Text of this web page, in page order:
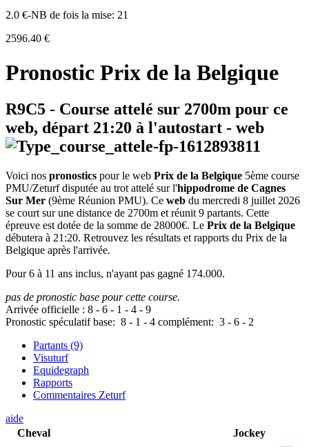
2.0 €-NB de fois la mise: 21
2596.40 €
Pronostic Prix de la Belgique
R9C5 - Course attelé sur 2700m pour ce
web, départ 21:20 à l'autostart - web
Voici nos pronostics pour le web Prix de la Belgique 5ème course
PMU/Zeturf disputée au trot attelé sur l'hippodrome de Cagnes
Sur Mer (9ème Réunion PMU). Ce web du mercredi 8 juillet 2026
se court sur une distance de 2700m et réunit 9 partants. Cette
épreuve est dotée de la somme de 28000€. Le Prix de la Belgique
débutera à 21:20. Retrouvez les résultats et rapports du Prix de la
Belgique après l'arrivée.
Pour 6 à 11 ans inclus, n'ayant pas gagné 174.000.
pas de pronostic base pour cette course.
Arrivée officielle : 8 - 6 - 1 - 4 - 9
Pronostic spéculatif base: 8 - 1 - 4 complément: 3 - 6 - 2
Partants (9)
Visuturf
Equidegraph
Rapports
Commentaires Zeturf
aide
Cheval
Jockey